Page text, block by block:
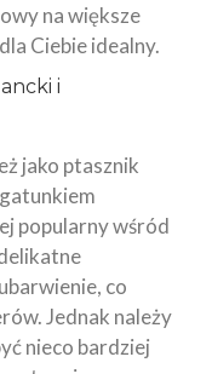
na większe
Ciebie idealny.
i
jako ptasznik
popularny wśród
co
Jednak należy
nieco bardziej